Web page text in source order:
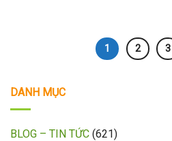
1 2 3
DANH MỤC
BLOG – TIN TỨC (621)